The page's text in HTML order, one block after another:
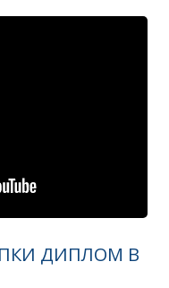
ДИПЛОМ В